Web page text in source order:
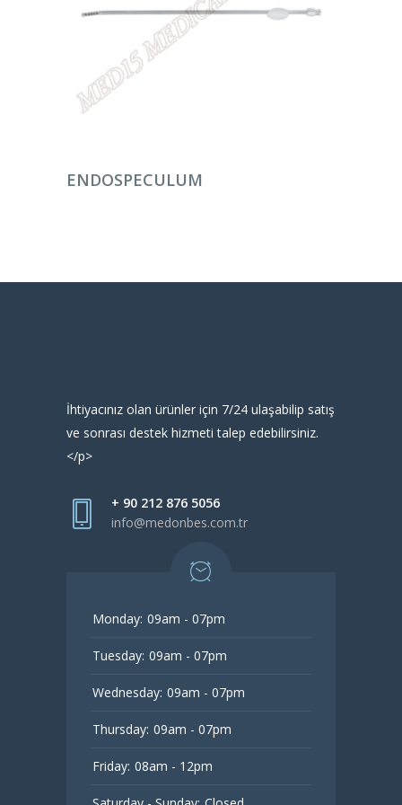
DEVAMINI OKU
ENDOSPECULUM
İhtiyacınız olan ürünler için 7/24 ulaşabilip satış
ve sonrası destek hizmeti talep edebilirsiniz.
</p>
+ 90 212 876 5056
info@medonbes.com.tr
Monday: 09am - 07pm
Tuesday: 09am - 07pm
Wednesday: 09am - 07pm
Thursday: 09am - 07pm
Friday: 08am - 12pm